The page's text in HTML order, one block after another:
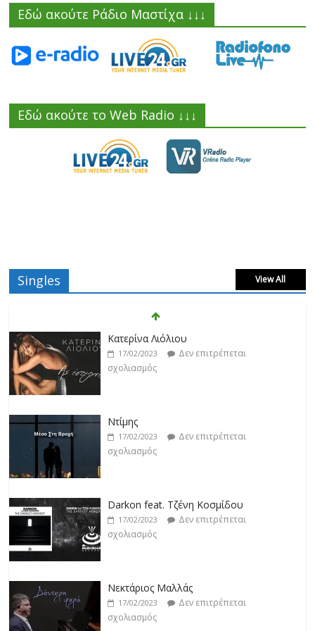
Εδώ ακούτε Ράδιο Μαστίχα ↓↓↓
Εδώ ακούτε το Web Radio ↓↓↓
Singles View All
Κατερίνα Λιόλιου
17/02/2023
Δεν επιτρέπεται
σχολιασμός
Ντίμης
17/02/2023
Δεν επιτρέπεται
σχολιασμός
Darkon feat. Τζένη Κοσμίδου
17/02/2023
Δεν επιτρέπεται
σχολιασμός
Νεκτάριος Μαλλάς
17/02/2023
Δεν επιτρέπεται
σχολιασμός